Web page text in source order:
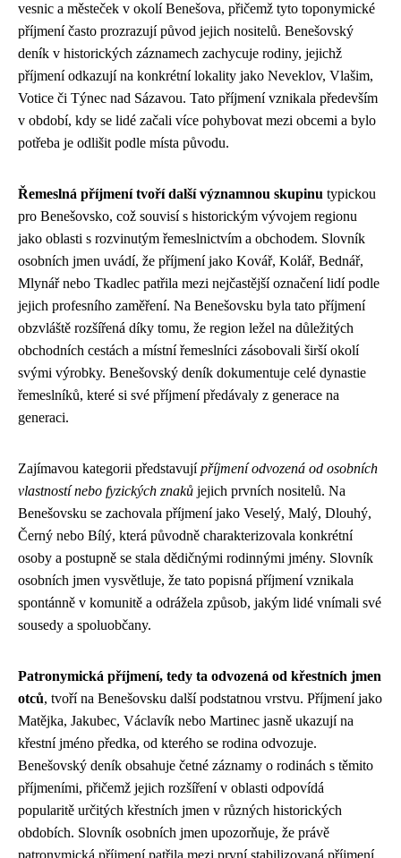
vesnic a městeček v okolí Benešova, přičemž tyto toponymické
příjmení často prozrazují původ jejich nositelů. Benešovský
deník v historických záznamech zachycuje rodiny, jejichž
příjmení odkazují na konkrétní lokality jako Neveklov, Vlašim,
Votice či Týnec nad Sázavou. Tato příjmení vznikala především
v období, kdy se lidé začali více pohybovat mezi obcemi a bylo
potřeba je odlišit podle místa původu.
Řemeslná příjmení tvoří další významnou skupinu typickou
pro Benešovsko, což souvisí s historickým vývojem regionu
jako oblasti s rozvinutým řemeslnictvím a obchodem. Slovník
osobních jmen uvádí, že příjmení jako Kovář, Kolář, Bednář,
Mlynář nebo Tkadlec patřila mezi nejčastější označení lidí podle
jejich profesního zaměření. Na Benešovsku byla tato příjmení
obzvláště rozšířená díky tomu, že region ležel na důležitých
obchodních cestách a místní řemeslníci zásobovali širší okolí
svými výrobky. Benešovský deník dokumentuje celé dynastie
řemeslníků, které si své příjmení předávaly z generace na
generaci.
Zajímavou kategorii představujípříjmení odvozená od osobních
vlastností nebo fyzických znaků jejich prvních nositelů. Na
Benešovsku se zachovala příjmení jako Veselý, Malý, Dlouhý,
Černý nebo Bílý, která původně charakterizovala konkrétní
osoby a postupně se stala dědičnými rodinnými jmény. Slovník
osobních jmen vysvětluje, že tato popisná příjmení vznikala
spontánně v komunitě a odrážela způsob, jakým lidé vnímali své
sousedy a spoluobčany.
Patronymická příjmení, tedy ta odvozená od křestních jmen
otců, tvoří na Benešovsku další podstatnou vrstvu. Příjmení jako
Matějka, Jakubec, Václavík nebo Martinec jasně ukazují na
křestní jméno předka, od kterého se rodina odvozuje.
Benešovský deník obsahuje četné záznamy o rodinách s těmito
příjmeními, přičemž jejich rozšíření v oblasti odpovídá
popularitě určitých křestních jmen v různých historických
obdobích. Slovník osobních jmen upozorňuje, že právě
patronymická příjmení patřila mezi první stabilizovaná příjmení